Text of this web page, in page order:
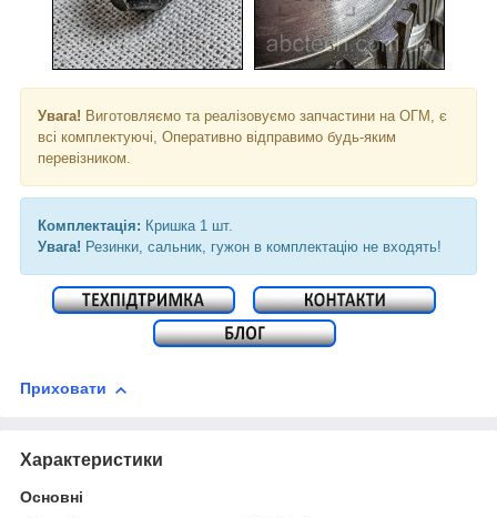
Увага! Виготовляємо та реалізовуємо запчастини на ОГМ, є
всі комплектуючі, Оперативно відправимо будь-яким
перевізником.
Комплектація: Кришка 1 шт.
Увага! Резинки, сальник, гужон в комплектацію не входять!
Приховати
Характеристики
Основні